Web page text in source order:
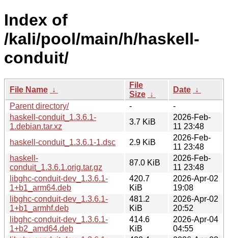
Index of
/kali/pool/main/h/haskell-
conduit/
File Name ↓
File
Size ↓
Date ↓
Parent directory/
-
-
haskell-conduit_1.3.6.1-
1.debian.tar.xz
3.7 KiB
2026-Feb-
11 23:48
haskell-conduit_1.3.6.1-1.dsc
2.9 KiB
2026-Feb-
11 23:48
haskell-
conduit_1.3.6.1.orig.tar.gz
87.0 KiB
2026-Feb-
11 23:48
libghc-conduit-dev_1.3.6.1-
1+b1_arm64.deb
420.7
KiB
2026-Apr-02
19:08
libghc-conduit-dev_1.3.6.1-
1+b1_armhf.deb
481.2
KiB
2026-Apr-02
20:52
libghc-conduit-dev_1.3.6.1-
1+b2_amd64.deb
414.6
KiB
2026-Apr-04
04:55